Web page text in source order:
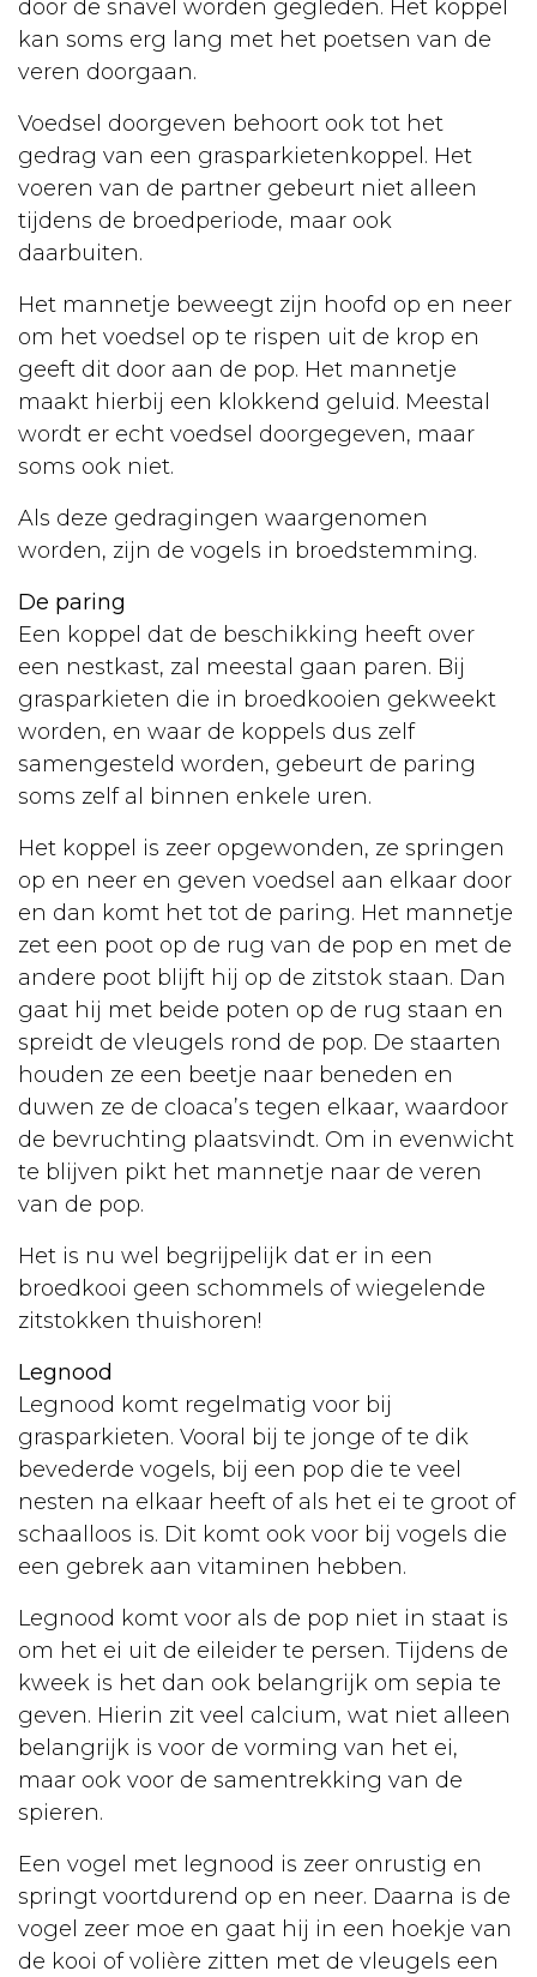
Rassen
Verzorging
Opvoeding
Ziekten
Castratie
Voortplanting
Verzorging
Voeding
Ziekten
Fret
Aanschaf
Verzorging
Voeding
Ziekten
Vaccineren
Sterilisatie
Hamster
Aanschaf
Soorten
Verzorging
Kooi
Gedrag
Voortplanting
Ziekten
Afkomst
Kooi
Voortplanting
Ziekten
Rat
Aanschaf
Huisvesting
Opvoeding
Voeding
Voortplanting
Goudvis
Info
De
door de snavel worden gegleden. Het koppel
kan soms erg lang met het poetsen van de
veren doorgaan.
Voedsel doorgeven behoort ook tot het
gedrag van een grasparkietenkoppel. Het
voeren van de partner gebeurt niet alleen
tijdens de broedperiode, maar ook
daarbuiten.
Het mannetje beweegt zijn hoofd op en neer
om het voedsel op te rispen uit de krop en
geeft dit door aan de pop. Het mannetje
maakt hierbij een klokkend geluid. Meestal
wordt er echt voedsel doorgegeven, maar
soms ook niet.
Als deze gedragingen waargenomen
worden, zijn de vogels in broedstemming.
De paring
Een koppel dat de beschikking heeft over
een nestkast, zal meestal gaan paren. Bij
grasparkieten die in broedkooien gekweekt
worden, en waar de koppels dus zelf
samengesteld worden, gebeurt de paring
soms zelf al binnen enkele uren.
Het koppel is zeer opgewonden, ze springen
op en neer en geven voedsel aan elkaar door
en dan komt het tot de paring. Het mannetje
zet een poot op de rug van de pop en met de
andere poot blijft hij op de zitstok staan. Dan
gaat hij met beide poten op de rug staan en
spreidt de vleugels rond de pop. De staarten
houden ze een beetje naar beneden en
duwen ze de cloaca’s tegen elkaar, waardoor
de bevruchting plaatsvindt. Om in evenwicht
te blijven pikt het mannetje naar de veren
van de pop.
Het is nu wel begrijpelijk dat er in een
broedkooi geen schommels of wiegelende
zitstokken thuishoren!
Legnood
Legnood komt regelmatig voor bij
grasparkieten. Vooral bij te jonge of te dik
bevederde vogels, bij een pop die te veel
nesten na elkaar heeft of als het ei te groot of
schaalloos is. Dit komt ook voor bij vogels die
een gebrek aan vitaminen hebben.
Legnood komt voor als de pop niet in staat is
om het ei uit de eileider te persen. Tijdens de
kweek is het dan ook belangrijk om sepia te
geven. Hierin zit veel calcium, wat niet alleen
belangrijk is voor de vorming van het ei,
maar ook voor de samentrekking van de
spieren.
Een vogel met legnood is zeer onrustig en
springt voortdurend op en neer. Daarna is de
vogel zeer moe en gaat hij in een hoekje van
de kooi of volière zitten met de vleugels een